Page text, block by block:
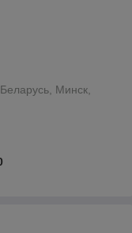
Минск,